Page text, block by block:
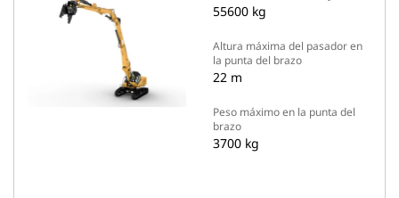
55600 kg
Altura máxima del pasador en
la punta del brazo
22 m
Peso máximo en la punta del
brazo
3700 kg